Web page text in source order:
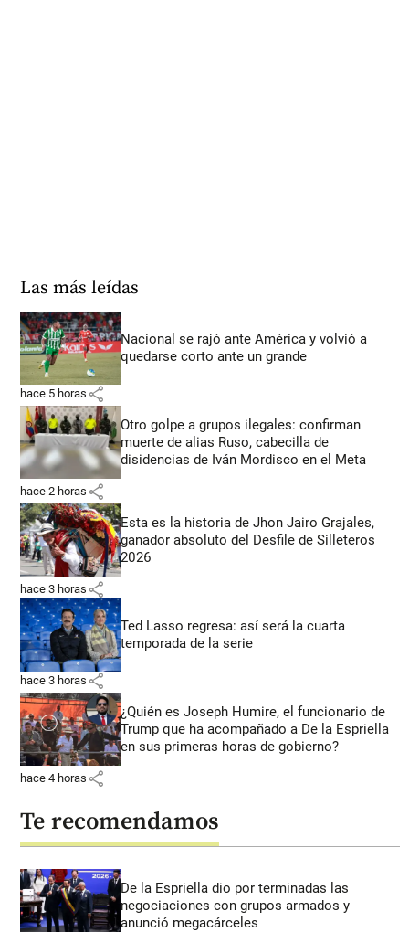
Las más leídas
Nacional se rajó ante América y volvió a
quedarse corto ante un grande
hace 5 horas share
Otro golpe a grupos ilegales: confirman
muerte de alias Ruso, cabecilla de
disidencias de Iván Mordisco en el Meta
hace 2 horas share
Esta es la historia de Jhon Jairo Grajales,
ganador absoluto del Desfile de Silleteros
2026
hace 3 horas share
Ted Lasso regresa: así será la cuarta
temporada de la serie
hace 3 horas share
¿Quién es Joseph Humire, el funcionario de
Trump que ha acompañado a De la Espriella
en sus primeras horas de gobierno?
hace 4 horas share
Te recomendamos
De la Espriella dio por terminadas las
negociaciones con grupos armados y
anunció megacárceles